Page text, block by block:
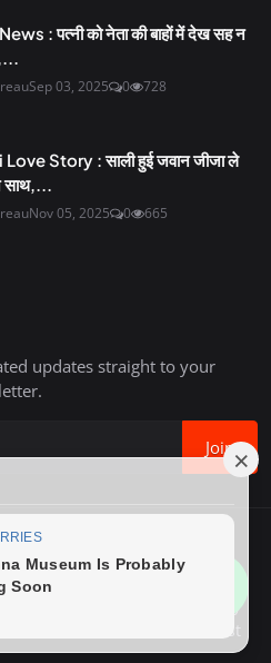
: पत्नी को नेता की बाहों में देख सह न
Sep 03, 2025 0 728
Story : साली हुई जवान जीजा ले
साथ,...
Nov 05, 2025 0 665
updates straight to your
Join
Bureau. All Rights Reserved.
Privacy Policy
How to Write Post